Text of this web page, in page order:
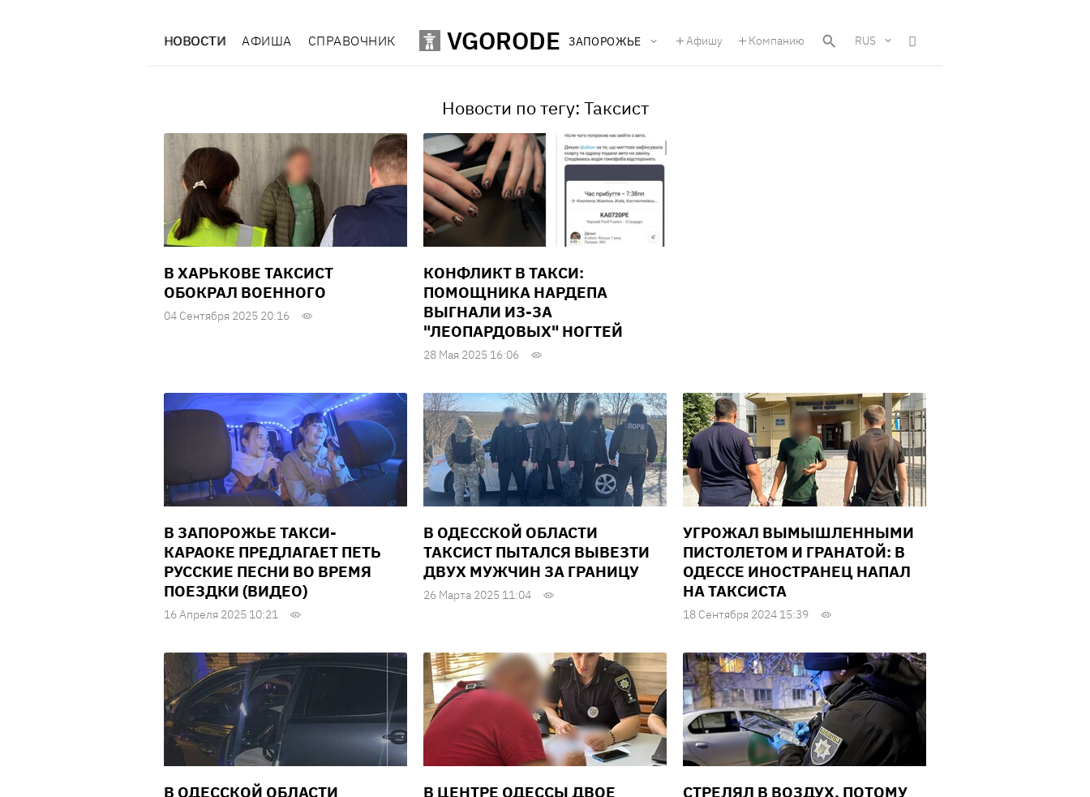
НОВОСТИ АФИША СПРАВОЧНИК VGORODE ЗАПОРОЖЬЕ Афишу Компанию RUS
Новости по тегу: Таксист
В ХАРЬКОВЕ ТАКСИСТ
ОБОКРАЛ ВОЕННОГО
04 Сентября 2025 20:16
КОНФЛИКТ В ТАКСИ:
ПОМОЩНИКА НАРДЕПА
ВЫГНАЛИ ИЗ-ЗА
"ЛЕОПАРДОВЫХ" НОГТЕЙ
28 Мая 2025 16:06
В ЗАПОРОЖЬЕ ТАКСИ-
КАРАОКЕ ПРЕДЛАГАЕТ ПЕТЬ
РУССКИЕ ПЕСНИ ВО ВРЕМЯ
ПОЕЗДКИ (ВИДЕО)
16 Апреля 2025 10:21
В ОДЕССКОЙ ОБЛАСТИ
ТАКСИСТ ПЫТАЛСЯ ВЫВЕЗТИ
ДВУХ МУЖЧИН ЗА ГРАНИЦУ
26 Марта 2025 11:04
УГРОЖАЛ ВЫМЫШЛЕННЫМИ
ПИСТОЛЕТОМ И ГРАНАТОЙ: В
ОДЕССЕ ИНОСТРАНЕЦ НАПАЛ
НА ТАКСИСТА
18 Сентября 2024 15:39
В ОДЕССКОЙ ОБЛАСТИ
В ЦЕНТРЕ ОДЕССЫ ДВОЕ
СТРЕЛЯЛ В ВОЗДУХ, ПОТОМУ